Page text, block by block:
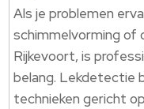
Als je problemen
schimmelvorming of
Rijkevoort, is
belang.​ Lekdetectie
technieken gericht